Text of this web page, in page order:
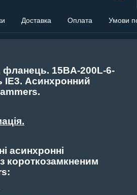
Доставка Оплата Умови
фланець. 15BA-200L-6-
IE3. Асинхронний
асинхронні
короткозамкненим